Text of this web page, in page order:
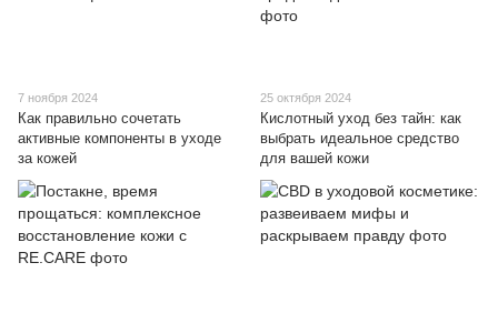
7 ноября 2024
Как правильно сочетать
активные компоненты в уходе
за кожей
25 октября 2024
Кислотный уход без тайн: как
выбрать идеальное средство
для вашей кожи